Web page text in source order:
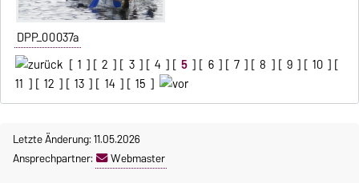
DPP_00037a
[ 1 ] [ 2 ] [ 3 ] [ 4 ] [ 5 ] [ 6 ] [ 7 ] [ 8 ] [ 9 ] [ 10 ] [
11 ] [ 12 ] [ 13 ] [ 14 ] [ 15 ]
Letzte Änderung: 11.05.2026
Ansprechpartner:
Webmaster